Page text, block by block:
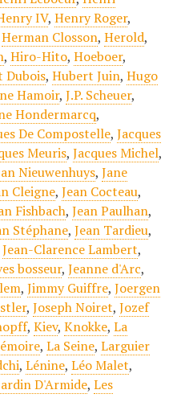
IV, Henry Roger,
Herman Closson, Herold,
, Hiro-Hito, Hoeboer,
Dubois, Hubert Juin, Hugo
Hamoir, J.P. Scheuer,
Hondermarcq,
De Compostelle, Jacques
Meuris, Jacques Michel,
Nieuwenhuys, Jane
Cleigne, Jean Cocteau,
Fishbach, Jean Paulhan,
Stéphane, Jean Tardieu,
Jean-Clarence Lambert,
bosseur, Jeanne d'Arc,
, Jimmy Guiffre, Joergen
, Joseph Noiret, Jozef
, Kiev, Knokke, La
, La Seine, Larguier
, Lénine, Léo Malet,
D'Armide, Les